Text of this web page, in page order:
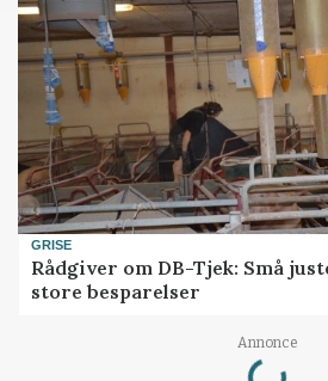
GRISE
Rådgiver om DB-Tjek: Små
store besparelser
Annonce
Loading...